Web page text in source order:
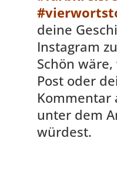
deine
Instagram
Schön
Post oder
Kommentar
unter dem
würdest.